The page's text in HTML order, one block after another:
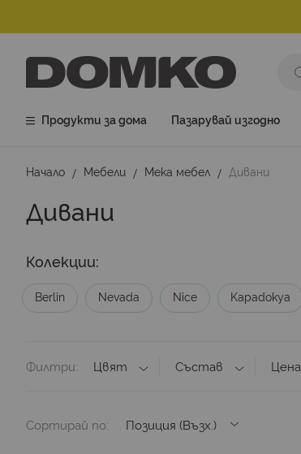
Продукти за дома Пазарувай изгодно
Начало Мебели Мека мебел Дивани
Дивани
Колекции:
Berlin Nevada Nice Kapadokya
Филтри Цвят Състав Цена
Сортирай по